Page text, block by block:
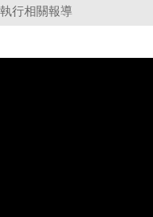
行相關報導